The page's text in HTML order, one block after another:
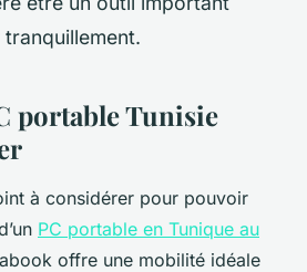
portable Tunisie
à considérer pour pouvoir
PC portable en Tunique au
offre une mobilité idéale